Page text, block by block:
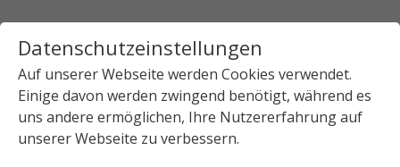
Datenschutzeinstellungen
Auf unserer Webseite werden Cookies verwendet.
Einige davon werden zwingend benötigt, während es
uns andere ermöglichen, Ihre Nutzererfahrung auf
unserer Webseite zu verbessern.